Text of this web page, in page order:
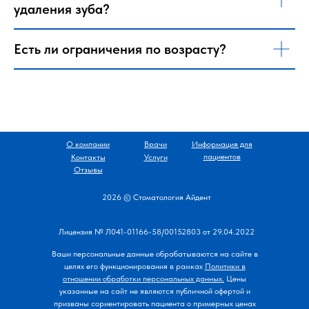
удаления зуба?
Есть ли ограничения по возрасту?
2026 © Стоматология Айдент
О компании
Услуги
Врачи
Информация для
пациентов
Отзывы
Контакты
Лицензия № Л041-01166-58/00152803 от 29.04.2022
Ваши персональные данные обрабатываются на сайте в
целях его функционирования в рамках Политики в
отношении обработки персональных данных. Цены
указанные на сайт не являются публичной офертой и
призваны сориентировать пациента о примерных ценах